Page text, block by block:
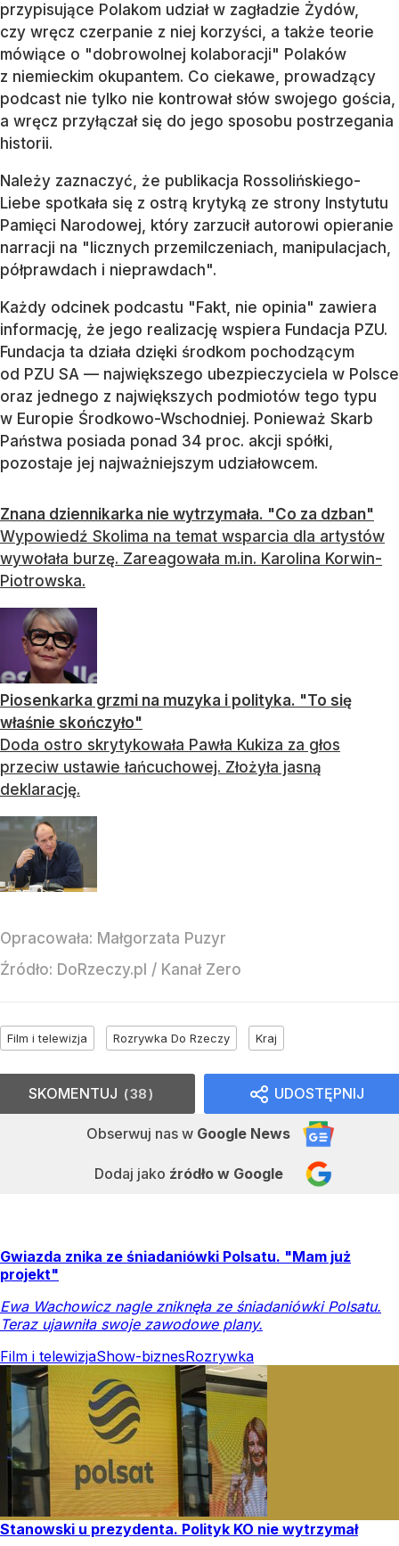
przypisujące Polakom udział w zagładzie Żydów,
czy wręcz czerpanie z niej korzyści, a także teorie
mówiące o "dobrowolnej kolaboracji" Polaków
z niemieckim okupantem. Co ciekawe, prowadzący
podcast nie tylko nie kontrował słów swojego gościa,
a wręcz przyłączał się do jego sposobu postrzegania
historii.
Należy zaznaczyć, że publikacja Rossolińskiego-
Liebe spotkała się z ostrą krytyką ze strony Instytutu
Pamięci Narodowej, który zarzucił autorowi opieranie
narracji na "licznych przemilczeniach, manipulacjach,
półprawdach i nieprawdach".
Każdy odcinek podcastu "Fakt, nie opinia" zawiera
informację, że jego realizację wspiera Fundacja PZU.
Fundacja ta działa dzięki środkom pochodzącym
od PZU SA — największego ubezpieczyciela w Polsce
oraz jednego z największych podmiotów tego typu
w Europie Środkowo-Wschodniej. Ponieważ Skarb
Państwa posiada ponad 34 proc. akcji spółki,
pozostaje jej najważniejszym udziałowcem.
Znana dziennikarka nie wytrzymała. "Co za dzban"
Wypowiedź Skolima na temat wsparcia dla artystów
wywołała burzę. Zareagowała m.in. Karolina Korwin-
Piotrowska.
Piosenkarka grzmi na muzyka i polityka. "To się
właśnie skończyło"
Doda ostro skrytykowała Pawła Kukiza za głos
przeciw ustawie łańcuchowej. Złożyła jasną
deklarację.
Opracowała: Małgorzata Puzyr
Źródło: DoRzeczy.pl / Kanał Zero
Film i telewizja Rozrywka Do Rzeczy Kraj
UDOSTĘPNIJ
Obserwuj nas w Google News
Dodaj jako źródło w Google
SKOMENTUJ 38
Gwiazda znika ze śniadaniówki Polsatu. "Mam już
projekt"
Ewa Wachowicz nagle zniknęła ze śniadaniówki Polsatu.
Teraz ujawniła swoje zawodowe plany.
Film i telewizjaShow-biznesRozrywka
Stanowski u prezydenta. Polityk KO nie wytrzymał